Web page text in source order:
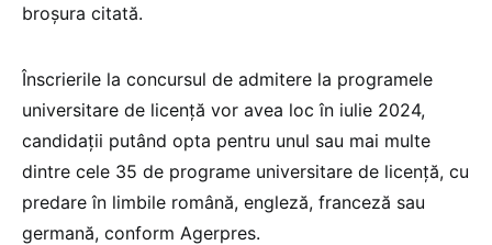
broșura citată.
Înscrierile la concursul de admitere la programele
universitare de licenţă vor avea loc în iulie 2024,
candidaţii putând opta pentru unul sau mai multe
dintre cele 35 de programe universitare de licenţă, cu
predare în limbile română, engleză, franceză sau
germană, conform Agerpres.